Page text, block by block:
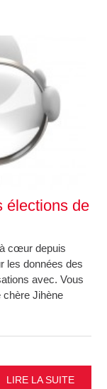
élections de
cœur depuis
les données des
avec. Vous
chère Jihène
LIRE LA SUITE